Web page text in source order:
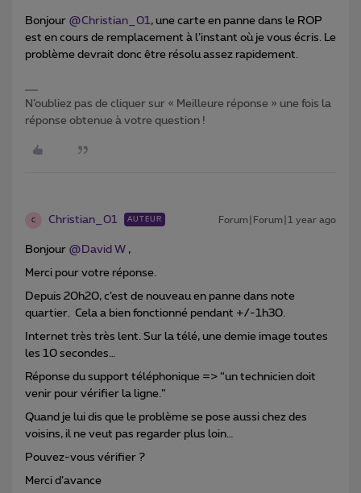
Bonjour @Christian_01, une carte en panne dans le ROP
est en cours de remplacement à l’instant où je vous écris. Le
problème devrait donc être résolu assez rapidement.
N’oubliez pas de cliquer sur « Meilleure réponse » une fois la
réponse obtenue à votre question !
C Christian_01 AUTEUR Forum|Forum|1 year ago
Bonjour @David W ,
Merci pour votre réponse.
Depuis 20h20, c’est de nouveau en panne dans note
quartier. Cela a bien fonctionné pendant +/-1h30.
Internet très très lent. Sur la télé, une demie image toutes
les 10 secondes…
Réponse du support téléphonique => “un technicien doit
venir pour vérifier la ligne.”
Quand je lui dis que le problème se pose aussi chez des
voisins, il ne veut pas regarder plus loin…
Pouvez-vous vérifier ?
Merci d’avance